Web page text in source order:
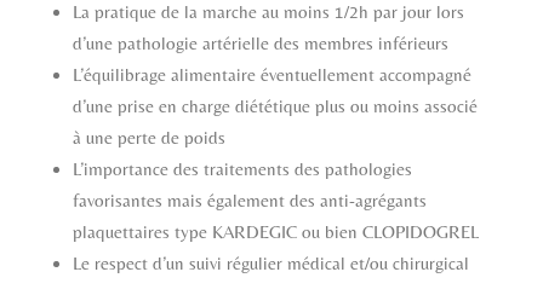
La pratique de la marche au moins 1/2h par jour lors
d’une pathologie artérielle des membres inférieurs
L’équilibrage alimentaire éventuellement accompagné
d’une prise en charge diététique plus ou moins associé
à une perte de poids
L’importance des traitements des pathologies
favorisantes mais également des anti-agrégants
plaquettaires type KARDEGIC ou bien CLOPIDOGREL
Le respect d’un suivi régulier médical et/ou chirurgical